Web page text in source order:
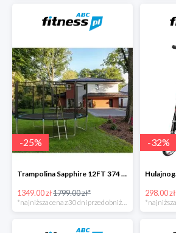
-25%
Trampolina Sapphire 12FT 374 cm + drabinka GRATISY
1349.00 zł1799.00 zł*
*najniższa cena z 30 dni przed obniżką
-32%
298.00 zł